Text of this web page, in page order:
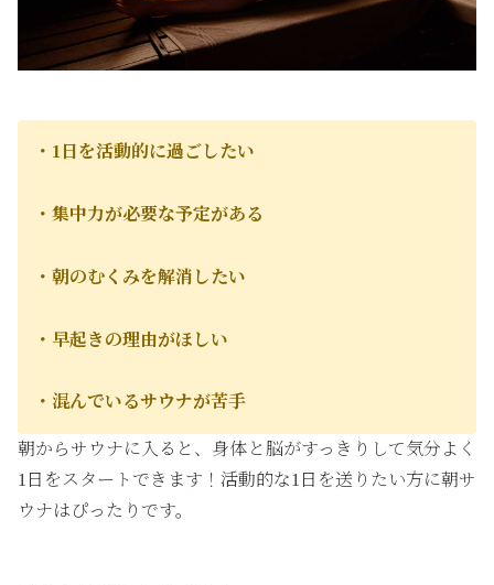
・1日を活動的に過ごしたい
・集中力が必要な予定がある
・朝のむくみを解消したい
・早起きの理由がほしい
・混んでいるサウナが苦手
朝からサウナに入ると、身体と脳がすっきりして気分よく
1日をスタートできます！活動的な1日を送りたい方に朝サ
ウナはぴったりです。